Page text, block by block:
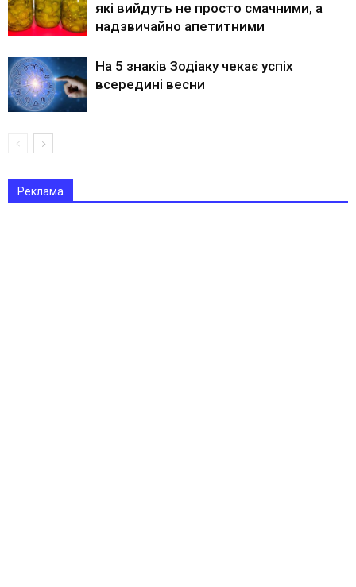
які вийдуть не просто смачними, а
надзвичайно апетитними
На 5 знаків Зодіаку чекає успіх
всередині весни
Реклама